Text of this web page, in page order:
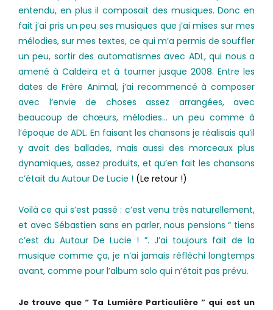
entendu, en plus il composait des musiques. Donc en
fait j’ai pris un peu ses musiques que j’ai mises sur mes
mélodies, sur mes textes, ce qui m’a permis de souffler
un peu, sortir des automatismes avec ADL, qui nous a
amené à Caldeira et à tourner jusque 2008. Entre les
dates de Frère Animal, j’ai recommencé à composer
avec l’envie de choses assez arrangées, avec
beaucoup de chœurs, mélodies… un peu comme à
l’époque de ADL. En faisant les chansons je réalisais qu’il
y avait des ballades, mais aussi des morceaux plus
dynamiques, assez produits, et qu’en fait les chansons
c’était du Autour De Lucie ! (Le retour !)
Voilà ce qui s’est passé : c’est venu très naturellement,
et avec Sébastien sans en parler, nous pensions “ tiens
c’est du Autour De Lucie ! ”. J’ai toujours fait de la
musique comme ça, je n’ai jamais réfléchi longtemps
avant, comme pour l’album solo qui n’était pas prévu.
Je trouve que “ Ta Lumière Particulière ” qui est un